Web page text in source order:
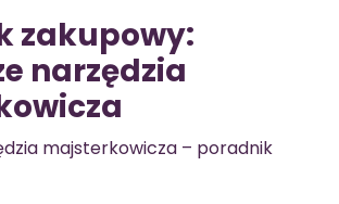
zakupowy:
narzędzia
majsterkowicza – poradnik